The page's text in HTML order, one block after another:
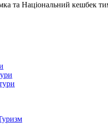
та Національний кешбек